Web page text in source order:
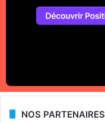
NOS PARTENAIRES